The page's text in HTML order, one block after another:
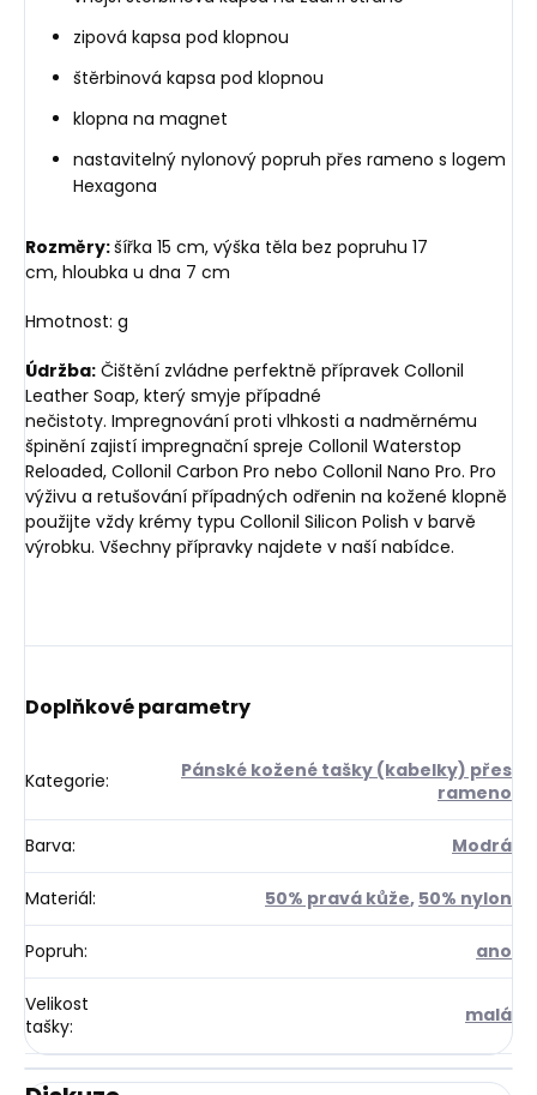
zipová kapsa pod klopnou
štěrbinová kapsa pod klopnou
klopna na magnet
nastavitelný nylonový popruh přes rameno s logem
Hexagona
Rozměry:šířka 15 cm, výška těla bez popruhu 17
cm, hloubka u dna 7 cm
Hmotnost: g
Údržba: Čištění zvládne perfektně přípravek Collonil
Leather Soap, který smyje případné
nečistoty. Impregnování proti vlhkosti a nadměrnému
špinění zajistí impregnační spreje Collonil Waterstop
Reloaded, Collonil Carbon Pro nebo Collonil Nano Pro. Pro
výživu a retušování případných odřenin na kožené klopně
použijte vždy krémy typu Collonil Silicon Polish v barvě
výrobku. Všechny přípravky najdete v naší nabídce.
Doplňkové parametry
Kategorie:
Pánské kožené tašky (kabelky) přes
rameno
Barva: Modrá
Materiál: 50% pravá kůže, 50% nylon
Popruh: ano
Velikost
tašky: malá